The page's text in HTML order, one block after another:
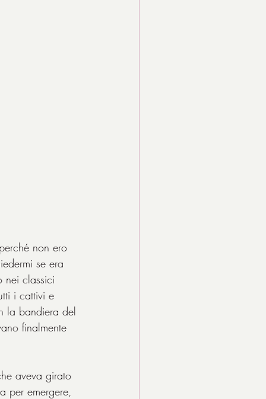
non ero
se era
nei classici
i cattivi e
la bandiera del
finalmente
aveva girato
per emergere,